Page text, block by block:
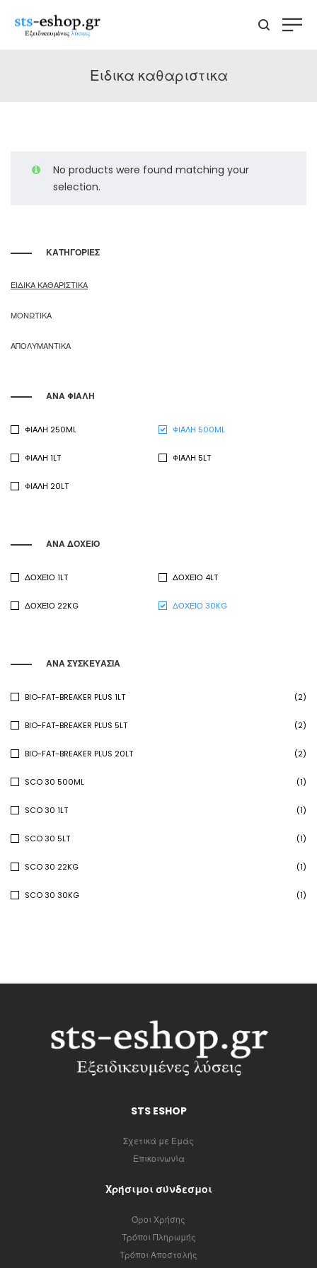
Ειδικα καθαριστικα
No products were found matching your
selection.
ΚΑΤΗΓΟΡΙΕΣ
ΕΙΔΙΚΑ ΚΑΘΑΡΙΣΤΙΚΑ
ΜΟΝΩΤΙΚΑ
ΑΠΟΛΥΜΑΝΤΙΚΑ
ΑΝΑ ΦΙΑΛΗ
ΦΙΆΛΗ 250ML ΦΙΆΛΗ 500ML
ΦΙΆΛΗ 1LT ΦΙΆΛΗ 5LT
ΦΙΆΛΗ 20LT
ΑΝΑ ΔΟΧΕΙΟ
ΔΟΧΕΊΟ 1LT ΔΟΧΕΊΟ 4LT
ΔΟΧΕΊΟ 22KG ΔΟΧΕΊΟ 30KG
ΑΝΑ ΣΥΣΚΕΥΑΣΙΑ
BIO-FAT-BREAKER PLUS 1LT (2)
BIO-FAT-BREAKER PLUS 5LT (2)
BIO-FAT-BREAKER PLUS 20LT (2)
SCO 30 500ML (1)
SCO 30 1LT (1)
SCO 30 5LT (1)
SCO 30 22KG (1)
SCO 30 30KG (1)
STS ESHOP
Σχετικά με Εμάς
Επικοινωνία
Χρήσιμοι σύνδεσμοι
Όροι Χρήσης
Τρόποι Πληρωμής
Τρόποι Αποστολής